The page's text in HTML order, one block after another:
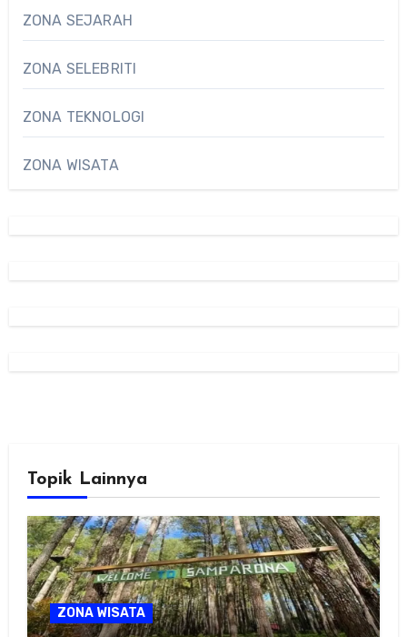
ZONA SEJARAH
ZONA SELEBRITI
ZONA TEKNOLOGI
ZONA WISATA
Topik Lainnya
ZONA WISATA